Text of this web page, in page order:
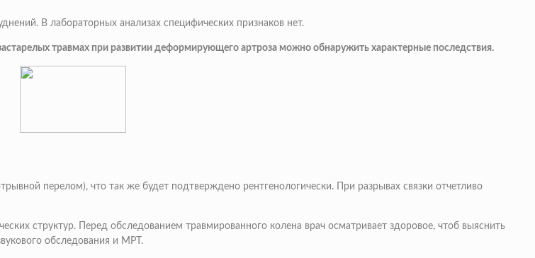
В лабораторных анализах специфических признаков нет.
травмах при развитии деформирующего артроза можно обнаружить характерные последствия.
перелом), что так же будет подтверждено рентгенологически. При разрывах связки отчетливо
структур. Перед обследованием травмированного колена врач осматривает здоровое, чтоб выяснить
обследования и МРТ.